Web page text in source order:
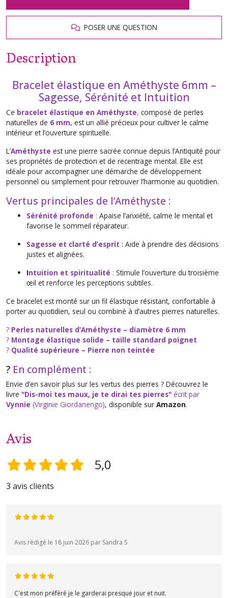
POSER UNE QUESTION
Description
Bracelet élastique en Améthyste 6mm –
Sagesse, Sérénité et Intuition
Ce bracelet élastique en Améthyste, composé de perles
naturelles de 6 mm, est un allié précieux pour cultiver le calme
intérieur et l’ouverture spirituelle.
L’Améthyste est une pierre sacrée connue depuis l’Antiquité pour
ses propriétés de protection et de recentrage mental. Elle est
idéale pour accompagner une démarche de développement
personnel ou simplement pour retrouver l’harmonie au quotidien.
Vertus principales de l’Améthyste :
Sérénité profonde : Apaise l’anxiété, calme le mental et
favorise le sommeil réparateur.
Sagesse et clarté d’esprit : Aide à prendre des décisions
justes et alignées.
Intuition et spiritualité : Stimule l’ouverture du troisième
œil et renforce les perceptions subtiles.
Ce bracelet est monté sur un fil élastique résistant, confortable à
porter au quotidien, seul ou combiné à d’autres pierres naturelles.
? Perles naturelles d’Améthyste – diamètre 6 mm
? Montage élastique solide – taille standard poignet
? Qualité supérieure – Pierre non teintée
? En complément :
Envie d’en savoir plus sur les vertus des pierres ? Découvrez le
livre "Dis-moi tes maux, je te dirai tes pierres" écrit par
Vynnie (Virginie Giordanengo), disponible sur Amazon.
Avis
5,0
3 avis clients
Avis rédigé le 18 juin 2026 par Sandra S
C'est mon préféré je le garderai presque jour et nuit.